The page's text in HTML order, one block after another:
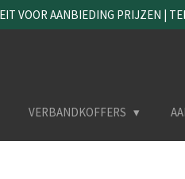
VOOR AANBIEDING PRIJZEN |
VERBANDKOFFERS